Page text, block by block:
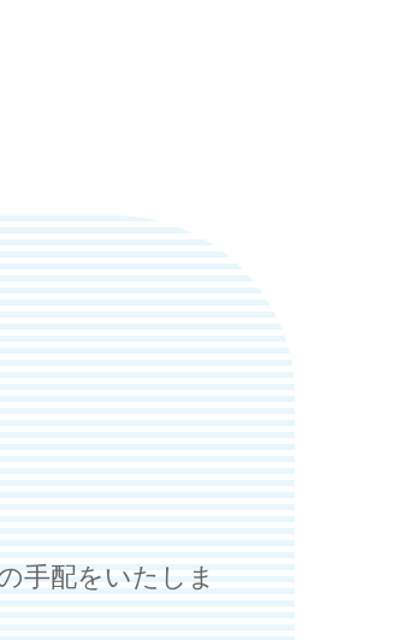
手配をいたしま